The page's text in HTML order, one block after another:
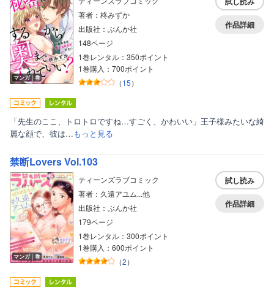
マンガ｜巻
著者：柊みずか
出版社：ぶんか社
148ページ
1巻レンタル：350ポイント
1巻購入：700ポイント
（15）
作品詳細
「先生のここ、トロトロですね…すごく、かわいい」王子様みたいな綺
麗な顔で、彼は…もっと見る
禁断Lovers Vol.103
マンガ｜巻
ティーンズラブコミック
著者：久遠アユム...他
出版社：ぶんか社
179ページ
1巻レンタル：300ポイント
1巻購入：600ポイント
（2）
試し読み
作品詳細